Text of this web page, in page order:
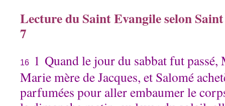
Lecture du Saint Evangile selon
7
16
1 Quand le jour du sabbat fut
Marie mère de Jacques, et Salomé
parfumées pour aller embaumer le